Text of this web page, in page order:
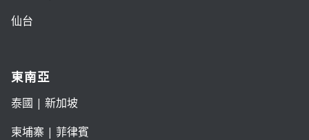
仙台
東南亞
泰國 | 新加坡
柬埔寨 | 菲律賓